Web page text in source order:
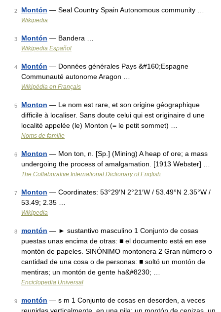
2 Montón — Seal Country Spain Autonomous community …
Wikipedia
3 Montón — Bandera …
Wikipedia Español
4 Montón — Données générales Pays &#160;Espagne
Communauté autonome Aragon …
Wikipédia en Français
5 Monton — Le nom est rare, et son origine géographique
difficile à localiser. Sans doute celui qui est originaire d une
localité appelée (le) Monton (= le petit sommet) …
Noms de famille
6 Monton — Mon ton, n. [Sp.] (Mining) A heap of ore; a mass
undergoing the process of amalgamation. [1913 Webster] …
The Collaborative International Dictionary of English
7 Monton — Coordinates: 53°29′N 2°21′W / 53.49°N 2.35°W /
53.49; 2.35 …
Wikipedia
8 montón — ► sustantivo masculino 1 Conjunto de cosas
puestas unas encima de otras: ■ el documento está en ese
montón de papeles. SINÓNIMO montonera 2 Gran número o
cantidad de una cosa o de personas: ■ soltó un montón de
mentiras; un montón de gente ha&#8230; …
Enciclopedia Universal
9 montón — s m 1 Conjunto de cosas en desorden, a veces